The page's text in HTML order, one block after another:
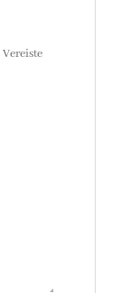
Vereiste